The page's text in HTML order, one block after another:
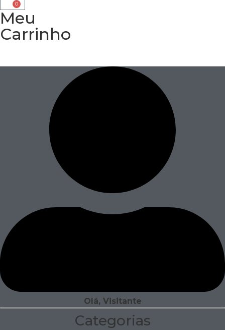
0
Meu
Carrinho
Olá, Visitante
Categorias